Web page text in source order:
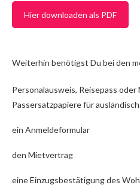
Hier downloaden als PDF
Weiterhin benötigst Du bei den
Personalausweis, Reisepass
Passersatzpapiere für
ein Anmeldeformular
den Mietvertrag
eine Einzugsbestätigung des